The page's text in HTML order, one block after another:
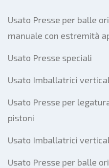
Usato Presse per balle
manuale con estremità
Usato Presse speciali
Usato Imballatrici
Usato Presse per
pistoni
Usato Imballatrici
Usato Presse per balle